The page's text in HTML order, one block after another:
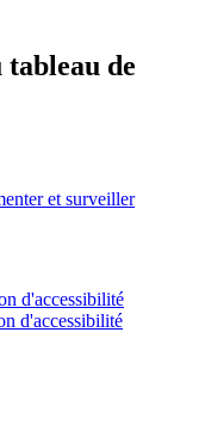
de
et surveiller
d'accessibilité
d'accessibilité